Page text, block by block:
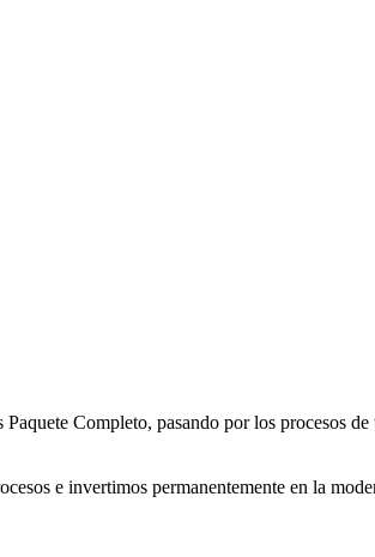
Completo, pasando por los procesos
e invertimos permanentemente en la